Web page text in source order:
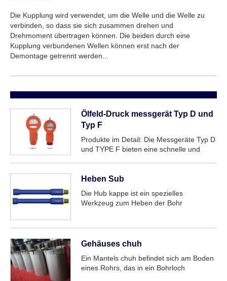
Die Kupplung wird verwendet, um die Welle und die Welle zu
verbinden, so dass sie sich zusammen drehen und
Drehmoment übertragen können. Die beiden durch eine
Kupplung verbundenen Wellen können erst nach der
Demontage getrennt werden...
Ölfeld-Druck messgerät Typ D und
Typ F
Produkte im Detail: Die Messgeräte Typ D
und TYPE F bieten eine schnelle und
auf Schlamm pumpen montiert werden,
Heben Sub
Die Hub kappe ist ein spezielles
Werkzeug zum Heben der Bohr
Gehäuses chuh
Ein Mantels chuh befindet sich am Boden
eines Rohrs, das in ein Bohrloch